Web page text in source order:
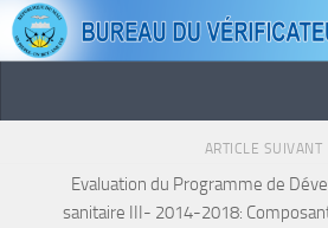
Skip to content
ARTICLE SUIVANT
Evaluation du Programme de
sanitaire III- 2014-2018: